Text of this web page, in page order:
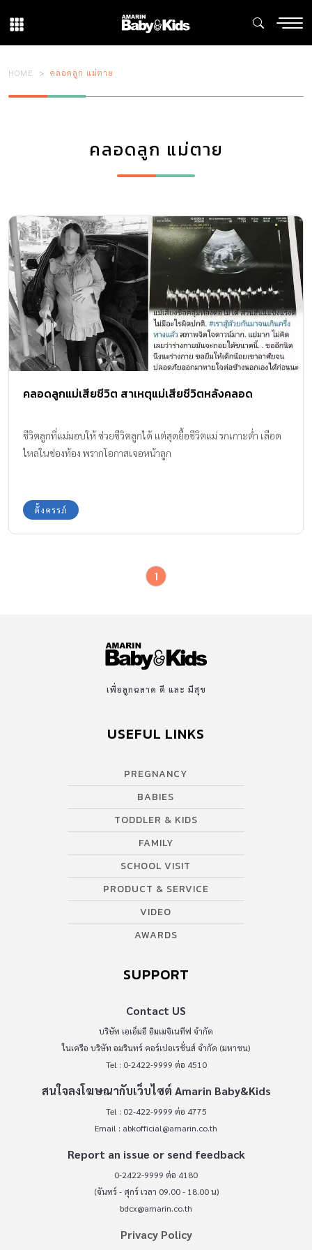
HOME คลอดลูก แม่ตาย
คลอดลูก แม่ตาย
คลอดลูกแม่เสียชีวิต สาเหตุแม่เสียชีวิตหลังคลอด
ชีวิตลูกที่แม่มอบให้ ช่วยชีวิตลูกได้ แต่สุดยื้อชีวิตแม่ รกเกาะต่ำ เลือด
ไหลในช่องท้อง พรากโอกาสเจอหน้าลูก
ตั้งครรภ์
1
เพื่อลูกฉลาด ดี และ มีสุข
USEFUL LINKS
PREGNANCY
BABIES
TODDLER & KIDS
FAMILY
SCHOOL VISIT
PRODUCT & SERVICE
VIDEO
AWARDS
SUPPORT
Contact US
บริษัท เอเอ็มอี อิมเมจิเนทีฟ จำกัด
ในเครือ บริษัท อมรินทร์ คอร์เปอเรชั่นส์ จำกัด (มหาชน)
Tel : 0-2422-9999 ต่อ 4510
สนใจลงโฆษณากับเว็บไซต์ Amarin Baby&Kids
Tel : 02-422-9999 ต่อ 4775
Email : abkofficial@amarin.co.th
Report an issue or send feedback
0-2422-9999 ต่อ 4180
(จันทร์ - ศุกร์ เวลา 09.00 - 18.00 น)
bdcx@amarin.co.th
Privacy Policy